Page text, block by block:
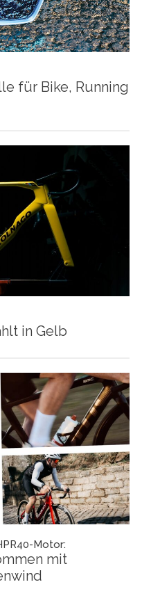
für Bike, Running
in Gelb
Motor:
mit